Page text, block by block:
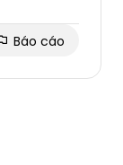
Báo cáo